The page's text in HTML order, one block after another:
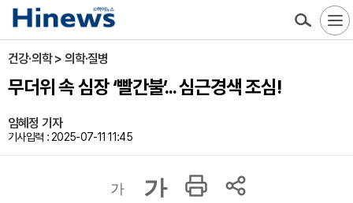
건강·의학 > 의학·질병
무더위 속 심장 ‘빨간불’... 심근경색 조심!
임혜정 기자
기사입력 : 2025-07-11 11:45
가 가